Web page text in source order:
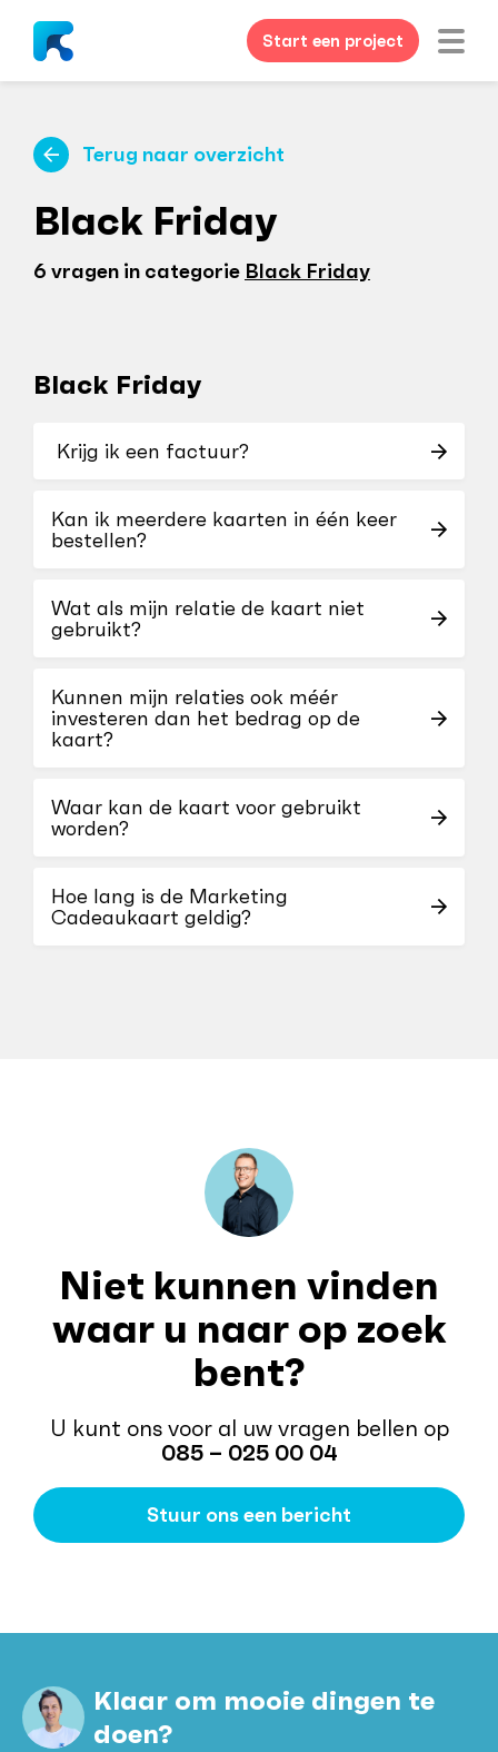
Start een project
Terug naar overzicht
Black Friday
6 vragen in categorie Black Friday
Black Friday
Krijg ik een factuur?
Kan ik meerdere kaarten in één keer
bestellen?
Wat als mijn relatie de kaart niet
gebruikt?
Kunnen mijn relaties ook méér
investeren dan het bedrag op de
kaart?
Waar kan de kaart voor gebruikt
worden?
Hoe lang is de Marketing
Cadeaukaart geldig?
Niet kunnen vinden
waar u naar op zoek
bent?
U kunt ons voor al uw vragen bellen op
085 – 025 00 04
Stuur ons een bericht
Klaar om mooie dingen te
doen?